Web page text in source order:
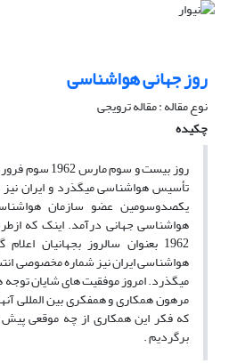
روز جهانی هواشناسی
نوع مقاله : مقاله ترویجی
چکیده
یکصدوسومین عضو سازمان
1962 بعنوان سالروز بجهانیان
هواشناسی ایران نیز شماره مخصوصی
میگذرد. امروز موفقیت های شایان
مرهون همکاری و همفکری بین المللی
که فکر این همکاری از چه موقعی
برگردیم .